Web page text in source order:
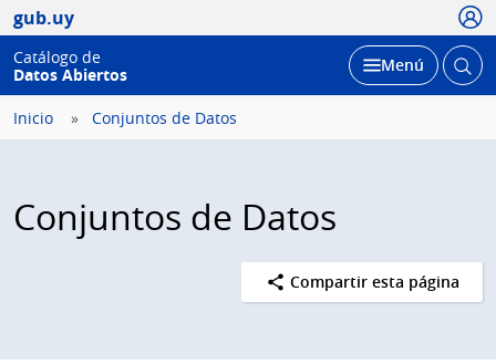
gub.uy
Catálogo de
Datos Abiertos
Desplegar
Menú Abrir
Inicio Conjuntos de Datos
Conjuntos de Datos
Compartir esta página